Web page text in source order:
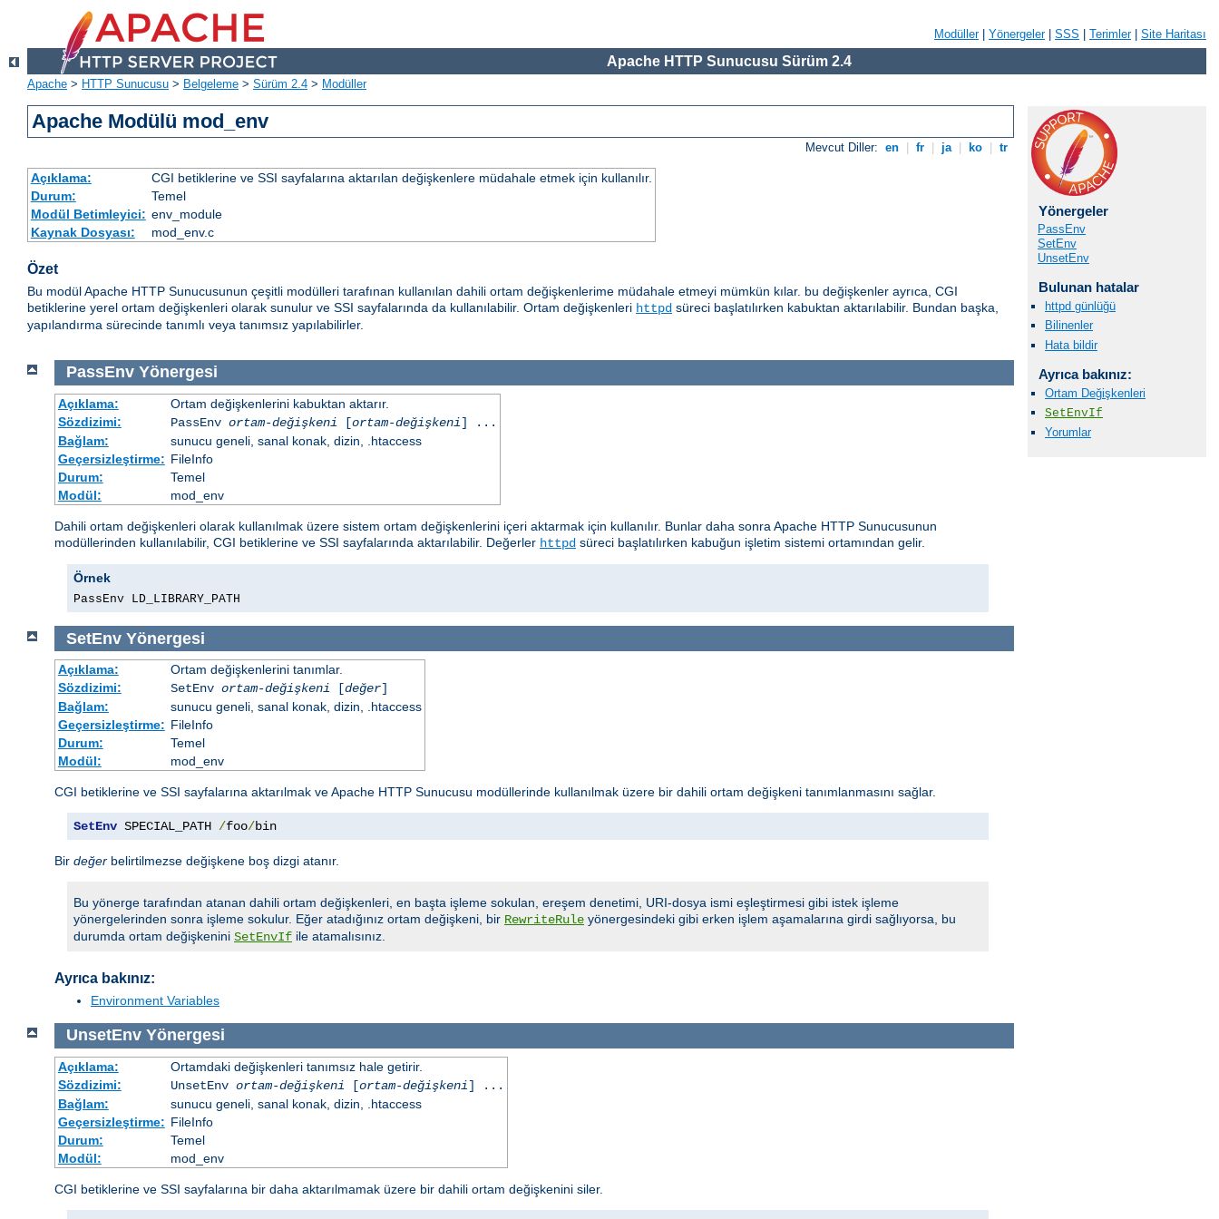
Modüller| Yönergeler| SSS Terimler| Site Haritası
Apache HTTP Sunucusu Sürüm 2.4
Apache > HTTP Sunucusu > Belgeleme > Sürüm 2.4 > Modüller
Apache Modülü mod_env
Mevcut Diller: en fr ja ko tr
Açıklama:
CGI betiklerine ve SSI sayfalarına aktarılan değişkenlere müdahale etmek için kullanılır.
Durum:
Temel
Modül Betimleyici: env_module
Kaynak Dosyası:
mod_env.c
Özet
Bu modül Apache HTTP Sunucusunun çeşitli modülleri tarafınan kullanılan dahili ortam değişkenlerime müdahale etmeyi mümkün kılar. bu değişkenler ayrıca, CGI
betiklerine yerel ortam değişkenleri olarak sunulur ve SSI sayfalarında da kullanılabilir. Ortam değişkenleri httpd süreci başlatılırken kabuktan aktarılabilir. Bundan başka,
yapılandırma sürecinde tanımlı veya tanımsız yapılabilirler.
Yönergeler
PassEnv
SetEnv
UnsetEnv
Bulunan hatalar
httpd günlüğü
Bilinenler
Hata bildir
Ayrıca bakınız:
Ortam Değişkenleri
SetEnvIf
Yorumlar
PassEnv Yönergesi
Açıklama:
Ortam değişkenlerini kabuktan aktarır.
Sözdizimi:
PassEnv ortam-değişkeni [ortam-değişkeni] ...
Bağlam:
sunucu geneli, sanal konak, dizin, .htaccess
Geçersizleştirme: FileInfo
Durum:
Temel
Modül:
mod_env
Dahili ortam değişkenleri olarak kullanılmak üzere sistem ortam değişkenlerini içeri aktarmak için kullanılır. Bunlar daha sonra Apache HTTP Sunucusunun
modüllerinden kullanılabilir, CGI betiklerine ve SSI sayfalarında aktarılabilir. Değerler httpd süreci başlatılırken kabuğun işletim sistemi ortamından gelir.
Örnek
PassEnv LD_LIBRARY_PATH
SetEnv Yönergesi
Açıklama:
Ortam değişkenlerini tanımlar.
Sözdizimi:
SetEnv ortam-değişkeni [değer]
Bağlam:
sunucu geneli, sanal konak, dizin, .htaccess
Geçersizleştirme: FileInfo
Durum:
Temel
Modül:
mod_env
CGI betiklerine ve SSI sayfalarına aktarılmak ve Apache HTTP Sunucusu modüllerinde kullanılmak üzere bir dahili ortam değişkeni tanımlanmasını sağlar.
SetEnv SPECIAL_PATH /foo/bin
Bir değer belirtilmezse değişkene boş dizgi atanır.
Bu yönerge tarafından atanan dahili ortam değişkenleri, en başta işleme sokulan, ereşem denetimi, URI-dosya ismi eşleştirmesi gibi istek işleme
yönergelerinden sonra işleme sokulur. Eğer atadığınız ortam değişkeni, bir RewriteRule yönergesindeki gibi erken işlem aşamalarına girdi sağlıyorsa, bu
durumda ortam değişkenini SetEnvIf ile atamalısınız.
Ayrıca bakınız:
Environment Variables
UnsetEnv Yönergesi
Açıklama:
Ortamdaki değişkenleri tanımsız hale getirir.
Sözdizimi:
UnsetEnv ortam-değişkeni [ortam-değişkeni] ...
Bağlam:
sunucu geneli, sanal konak, dizin, .htaccess
Geçersizleştirme: FileInfo
Durum:
Temel
Modül:
mod_env
CGI betiklerine ve SSI sayfalarına bir daha aktarılmamak üzere bir dahili ortam değişkenini siler.